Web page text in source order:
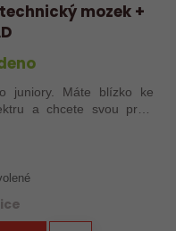
mozek +
juniory. Máte blízko ke
a chcete svou práci